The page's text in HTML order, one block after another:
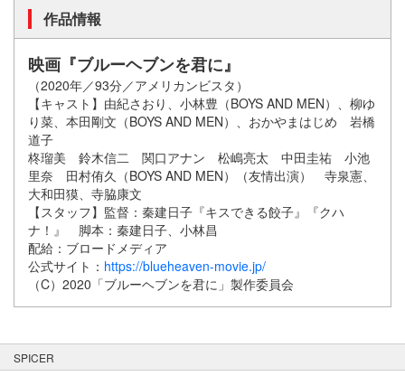
作品情報
映画『ブルーヘブンを君に』
（2020年／93分／アメリカンビスタ）
【キャスト】由紀さおり、小林豊（BOYS AND MEN）、柳ゆ
り菜、本田剛文（BOYS AND MEN）、おかやまはじめ 岩橋
道子
柊瑠美 鈴木信二 関口アナン 松嶋亮太 中田圭祐 小池
里奈 田村侑久（BOYS AND MEN）（友情出演） 寺泉憲、
大和田獏、寺脇康文
【スタッフ】監督：秦建日子『キスできる餃子』『クハ
ナ！』 脚本：秦建日子、小林昌
配給：ブロードメディア
公式サイト： https://blueheaven-movie.jp/
（C）2020「ブルーヘブンを君に」製作委員会
SPICER